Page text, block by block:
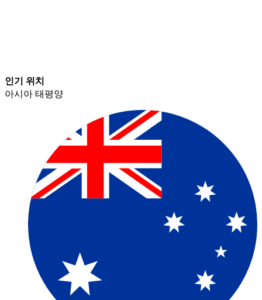
인기 위치​​
아시아 태평양​​